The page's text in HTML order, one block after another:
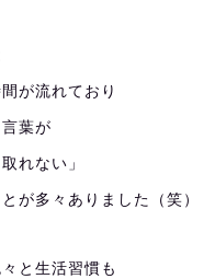
が流れており
葉が
れない」
が多々ありました（笑）
と生活習慣も